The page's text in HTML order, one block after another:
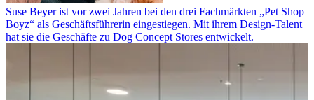
Suse Beyer ist vor zwei Jahren bei den drei Fachmärkten „Pet Shop
Boyz“ als Geschäftsführerin eingestiegen. Mit ihrem Design-Talent
hat sie die Geschäfte zu Dog Concept Stores entwickelt.